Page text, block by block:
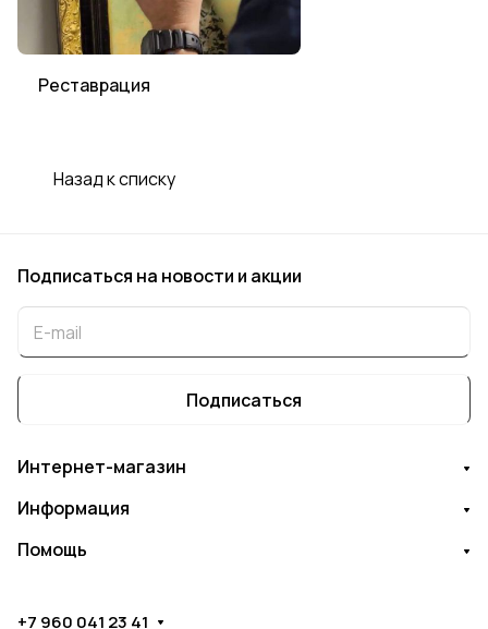
Реставрация
Назад к списку
Подписаться на новости и акции
Подписаться
Интернет-магазин
Информация
Помощь
+7 960 041 23 41